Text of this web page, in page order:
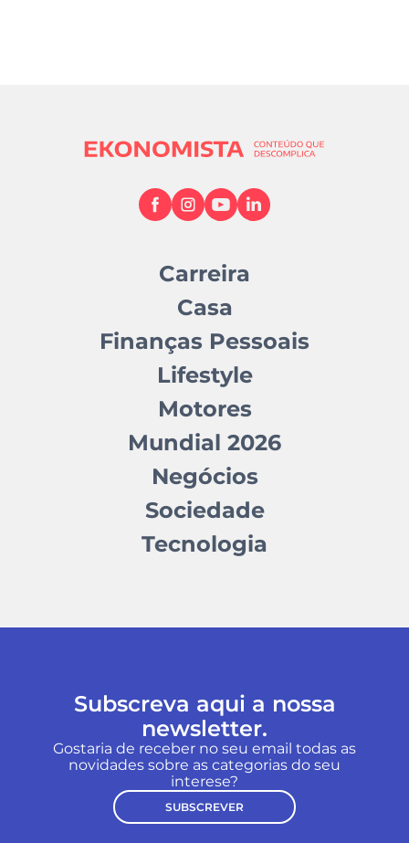
Carreira
Casa
Finanças Pessoais
Lifestyle
Motores
Mundial 2026
Negócios
Sociedade
Tecnologia
Subscreva aqui a nossa
newsletter.
Gostaria de receber no seu email todas as
novidades sobre as categorias do seu
interese?
SUBSCREVER